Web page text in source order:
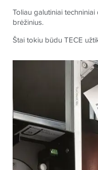
Toliau galutiniai
brėžinius.
Štai tokiu būduTECE